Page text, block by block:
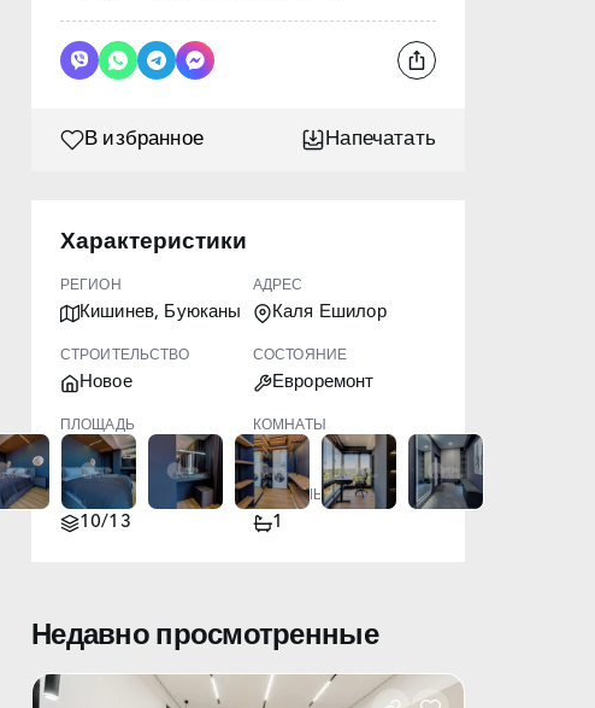
В избранное Напечатать
Характеристики
РЕГИОН
Кишинев, Буюканы
АДРЕС
Каля Ешилор
СТРОИТЕЛЬСТВО
Новое
СОСТОЯНИЕ
Евроремонт
ПЛОЩАДЬ
61.50
КОМНАТЫ
2
ЭТАЖ
10/13
САНУЗЛЫ
1
Недавно просмотренные